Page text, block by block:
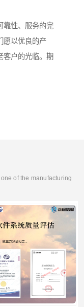
靠性、服务的完
愿以优良的产
客户的光临。期
of the manufacturing